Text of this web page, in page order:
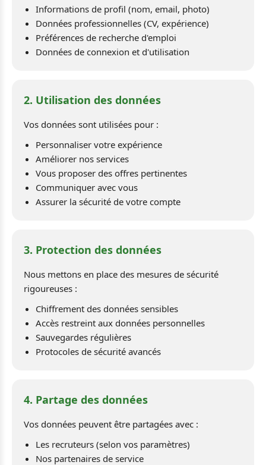
Informations de profil (nom, email, photo)
Données professionnelles (CV, expérience)
Préférences de recherche d'emploi
Données de connexion et d'utilisation
2. Utilisation des données
Vos données sont utilisées pour :
Personnaliser votre expérience
Améliorer nos services
Vous proposer des offres pertinentes
Communiquer avec vous
Assurer la sécurité de votre compte
3. Protection des données
Nous mettons en place des mesures de sécurité
rigoureuses :
Chiffrement des données sensibles
Accès restreint aux données personnelles
Sauvegardes régulières
Protocoles de sécurité avancés
4. Partage des données
Vos données peuvent être partagées avec :
Les recruteurs (selon vos paramètres)
Nos partenaires de service